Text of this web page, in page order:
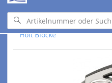
Blöcke Decksumlenker
Holt Blöcke